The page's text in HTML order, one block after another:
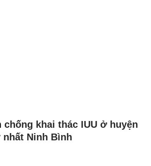
chống khai thác IUU ở huyện
nhất Ninh Bình